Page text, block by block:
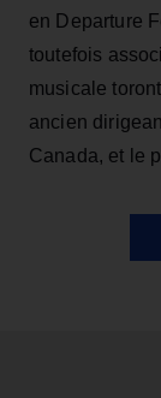
en Departure
toutefois
musicale
ancien
Canada, et le